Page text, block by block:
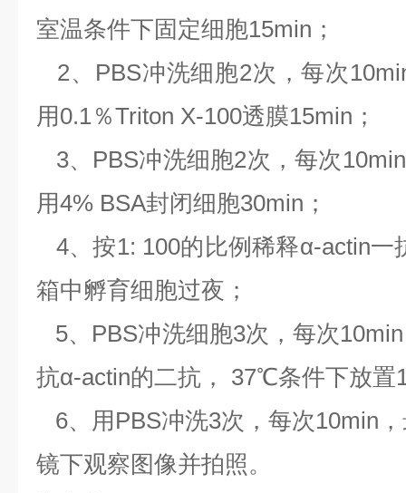
室温条件下固定细胞15min；
2、PBS冲洗细胞2次，每次
用0.1％Triton X-100透膜15min；
3、PBS冲洗细胞2次，每次
用4% BSA封闭细胞30min；
4、按1: 100的比例稀释α-actin
箱中孵育细胞过夜；
5、PBS冲洗细胞3次，每次
抗α-actin的二抗， 37℃条件下放置
6、用PBS冲洗3次，每次10min
镜下观察图像并拍照。